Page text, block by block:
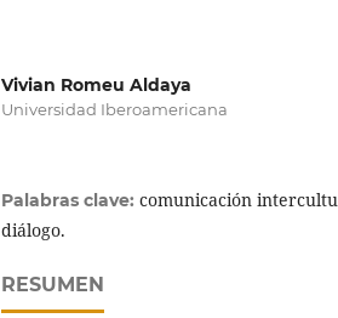
Vivian Romeu Aldaya
Universidad Iberoamericana
Palabras clave: comunicación
diálogo.
RESUMEN